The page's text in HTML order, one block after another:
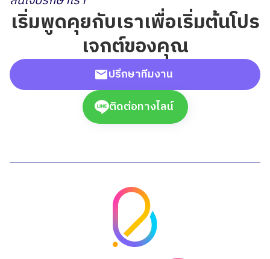
เริ่มพูดคุยกับเราเพื่อเริ่มต้นโปร
เจกต์ของคุณ
ปรึกษาทีมงาน
ติดต่อทางไลน์